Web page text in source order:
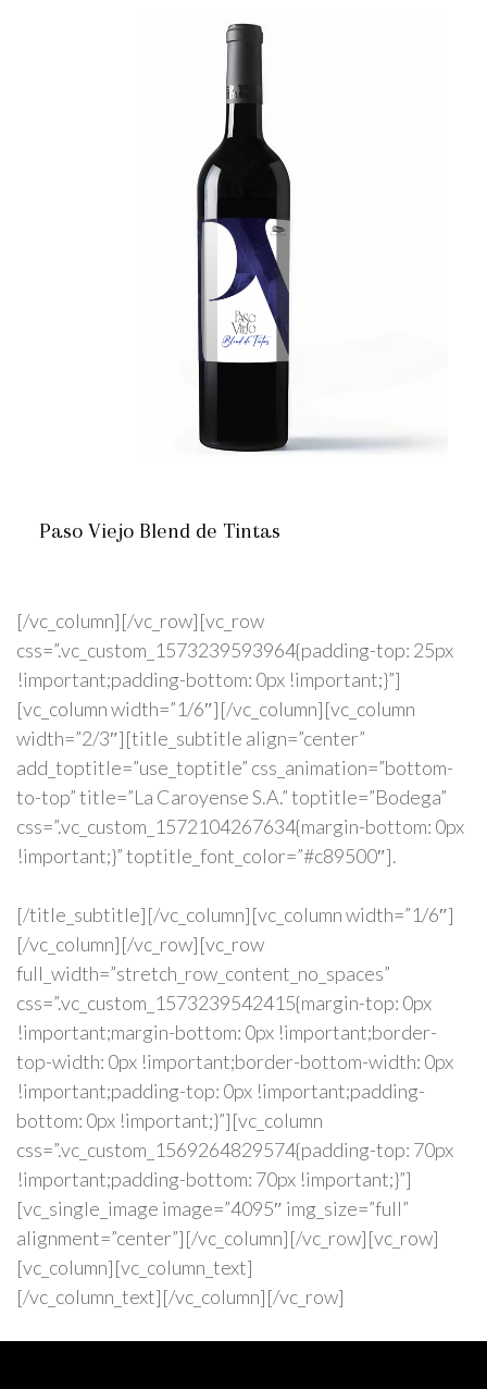
Paso Viejo Blend de Tintas
[/vc_column][/vc_row][vc_row
css=”.vc_custom_1573239593964{padding-top: 25px
!important;padding-bottom: 0px !important;}”]
[vc_column width=”1/6″][/vc_column][vc_column
width=”2/3″][title_subtitle align=”center”
add_toptitle=”use_toptitle” css_animation=”bottom-
to-top” title=”La Caroyense S.A.” toptitle=”Bodega”
css=”.vc_custom_1572104267634{margin-bottom: 0px
!important;}” toptitle_font_color=”#c89500″].
[/title_subtitle][/vc_column][vc_column width=”1/6″]
[/vc_column][/vc_row][vc_row
full_width=”stretch_row_content_no_spaces”
css=”.vc_custom_1573239542415{margin-top: 0px
!important;margin-bottom: 0px !important;border-
top-width: 0px !important;border-bottom-width: 0px
!important;padding-top: 0px !important;padding-
bottom: 0px !important;}”][vc_column
css=”.vc_custom_1569264829574{padding-top: 70px
!important;padding-bottom: 70px !important;}”]
[vc_single_image image=”4095″ img_size=”full”
alignment=”center”][/vc_column][/vc_row][vc_row]
[vc_column][vc_column_text]
[/vc_column_text][/vc_column][/vc_row]